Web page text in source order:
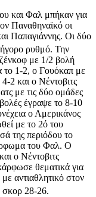
και Φαλ μπήκαν για
Παναθηναϊκό οι
Παπαγιάννης. Οι δύο
ρυθμό. Την
με 1/2 βολή
το 1-2, ο Γουόκαπ με
2 και ο Νέντοβιτς
με τις δύο ομάδες
έγραψε το 8-10
ο Αμερικάνος
με το 2ό του
της περιόδου το
του Φαλ. Ο
ο Νέντοβιτς
θεματικά για
αντιαθλητικό στον
σκορ 28-26.